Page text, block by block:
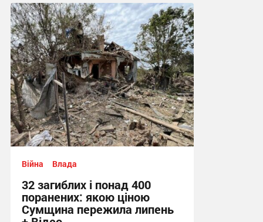
Війна Влада
32 загиблих і понад 400
поранених: якою ціною
Сумщина пережила липень